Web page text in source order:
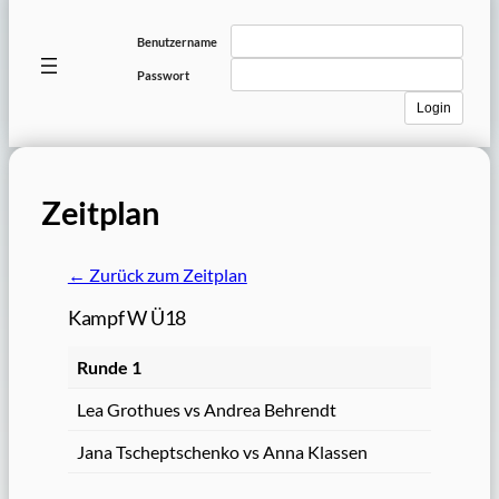
login
Benutzername
Passwort
Zeitplan
← Zurück zum Zeitplan
Kampf W Ü18
Runde 1
Lea Grothues vs Andrea Behrendt
Jana Tscheptschenko vs Anna Klassen